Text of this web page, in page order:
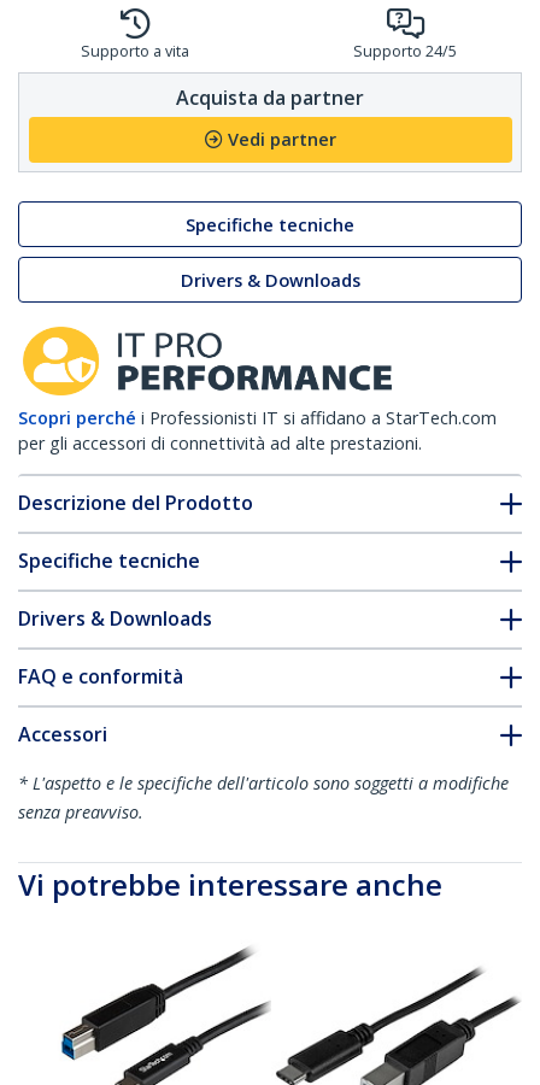
Supporto a vita Supporto 24/5
Acquista da partner
Vedi partner
Specifiche tecniche
Drivers & Downloads
Scopri perché i Professionisti IT si affidano a StarTech.com
per gli accessori di connettività ad alte prestazioni.
Descrizione del Prodotto
Specifiche tecniche
Drivers & Downloads
FAQ e conformità
Accessori
* L'aspetto e le specifiche dell'articolo sono soggetti a modifiche
senza preavviso.
Vi potrebbe interessare anche